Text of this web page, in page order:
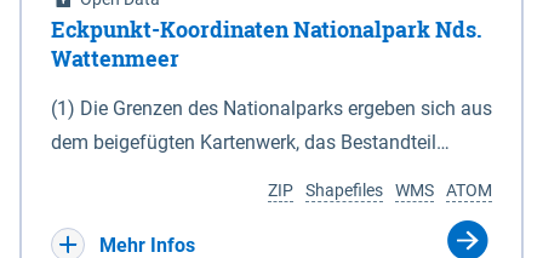
Eckpunkt-Koordinaten Nationalpark Nds.
Wattenmeer
(1) Die Grenzen des Nationalparks ergeben sich aus
dem beigefügten Kartenwerk, das Bestandteil
(DTK) im Maßstab 1 : 100 000 (Anlage 2), 2.
verkleinerte Amtliche Karte 1 : 5 000 (AK5) im
ATOM
WMS
Shapefiles
ZIP
Mehr Infos